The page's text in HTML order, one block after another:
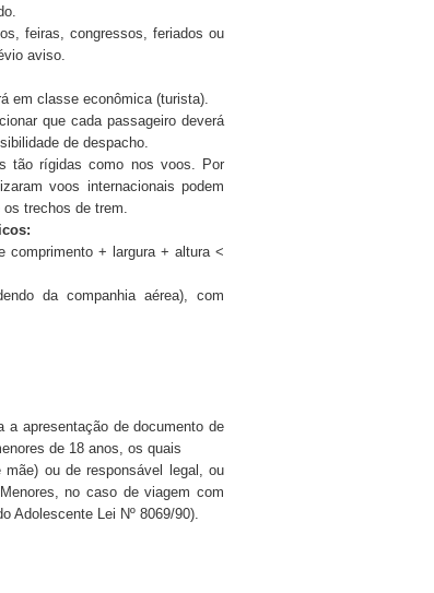
feiras, congressos, feriados ou
aviso.
em classe econômica (turista).
que cada passageiro deverá
de despacho.
tão rígidas como nos voos. Por
voos internacionais podem
os trechos de trem.
comprimento + largura + altura <
da companhia aérea), com
a apresentação de documento de
de 18 anos, os quais
ou de responsável legal, ou
no caso de viagem com
Adolescente Lei Nº 8069/90).